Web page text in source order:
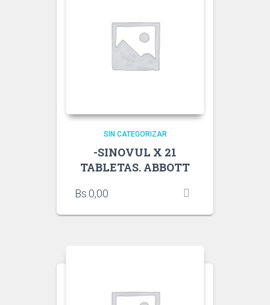
SIN CATEGORIZAR
-SINOVUL X 21
TABLETAS. ABBOTT
Bs. 0,00